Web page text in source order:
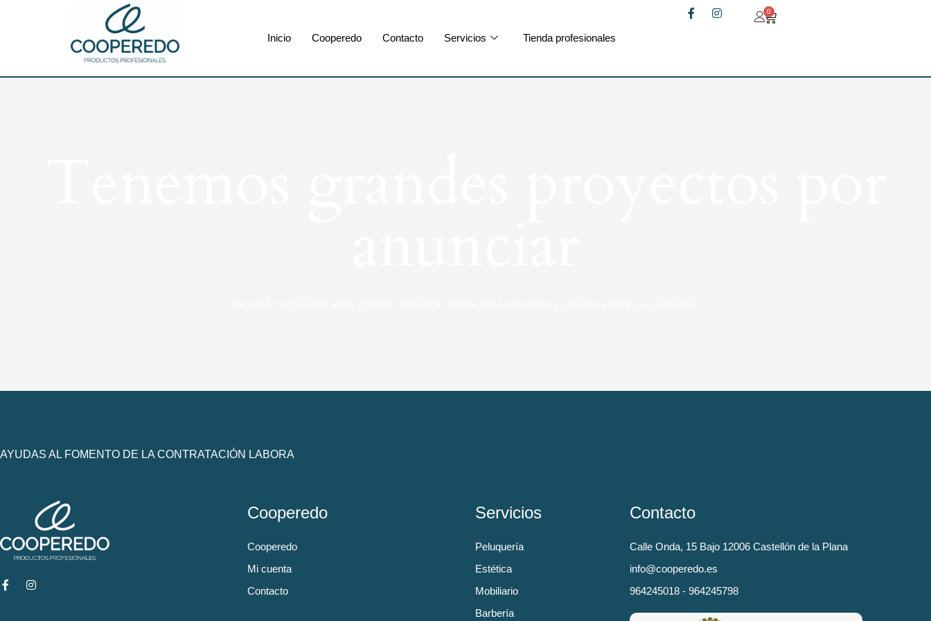
Inicio Cooperedo Contacto Servicios Tienda profesionales
0
AYUDAS AL FOMENTO DE LA CONTRATACIÓN LABORA
Cooperedo
Cooperedo
Mi cuenta
Contacto
Servicios
Peluquería
Estética
Mobiliario
Barbería
Contacto
Calle Onda, 15 Bajo 12006 Castellón de la Plana
info@cooperedo.es
964245018 - 964245798